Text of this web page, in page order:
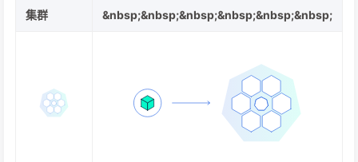
集群
&nbsp;&nbsp;&nbsp;&nbsp;&nbsp;&nbsp;